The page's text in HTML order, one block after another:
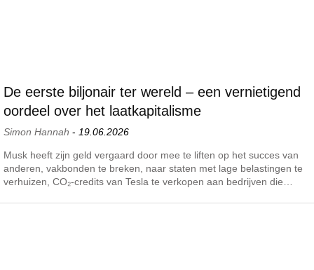
De eerste biljonair ter wereld – een vernietigend
oordeel over het laatkapitalisme
Simon Hannah - 19.06.2026
Musk heeft zijn geld vergaard door mee te liften op het succes van
anderen, vakbonden te breken, naar staten met lage belastingen te
verhuizen, CO₂-credits van Tesla te verkopen aan bedrijven die…